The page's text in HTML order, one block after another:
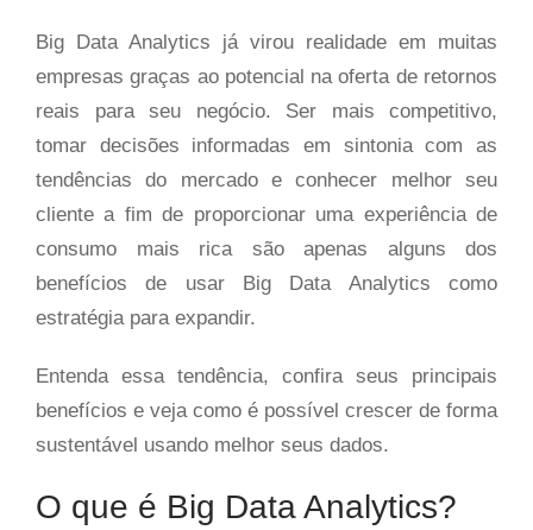
Big Data Analytics já virou realidade em muitas
empresas graças ao potencial na oferta de retornos
reais para seu negócio. Ser mais competitivo,
tomar decisões informadas em sintonia com as
tendências do mercado e conhecer melhor seu
cliente a fim de proporcionar uma experiência de
consumo mais rica são apenas alguns dos
benefícios de usar Big Data Analytics como
estratégia para expandir.
Entenda essa tendência, confira seus principais
benefícios e veja como é possível crescer de forma
sustentável usando melhor seus dados.
O que é Big Data Analytics?